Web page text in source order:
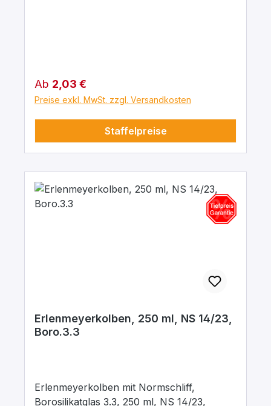
Regulärer Preis:
Ab 2,03 €
Preise exkl. MwSt. zzgl. Versandkosten
Staffelpreise
Erlenmeyerkolben, 250 ml, NS 14/23,
Boro.3.3
Erlenmeyerkolben mit Normschliff,
Borosilikatglas 3.3, 250 ml, NS 14/23,